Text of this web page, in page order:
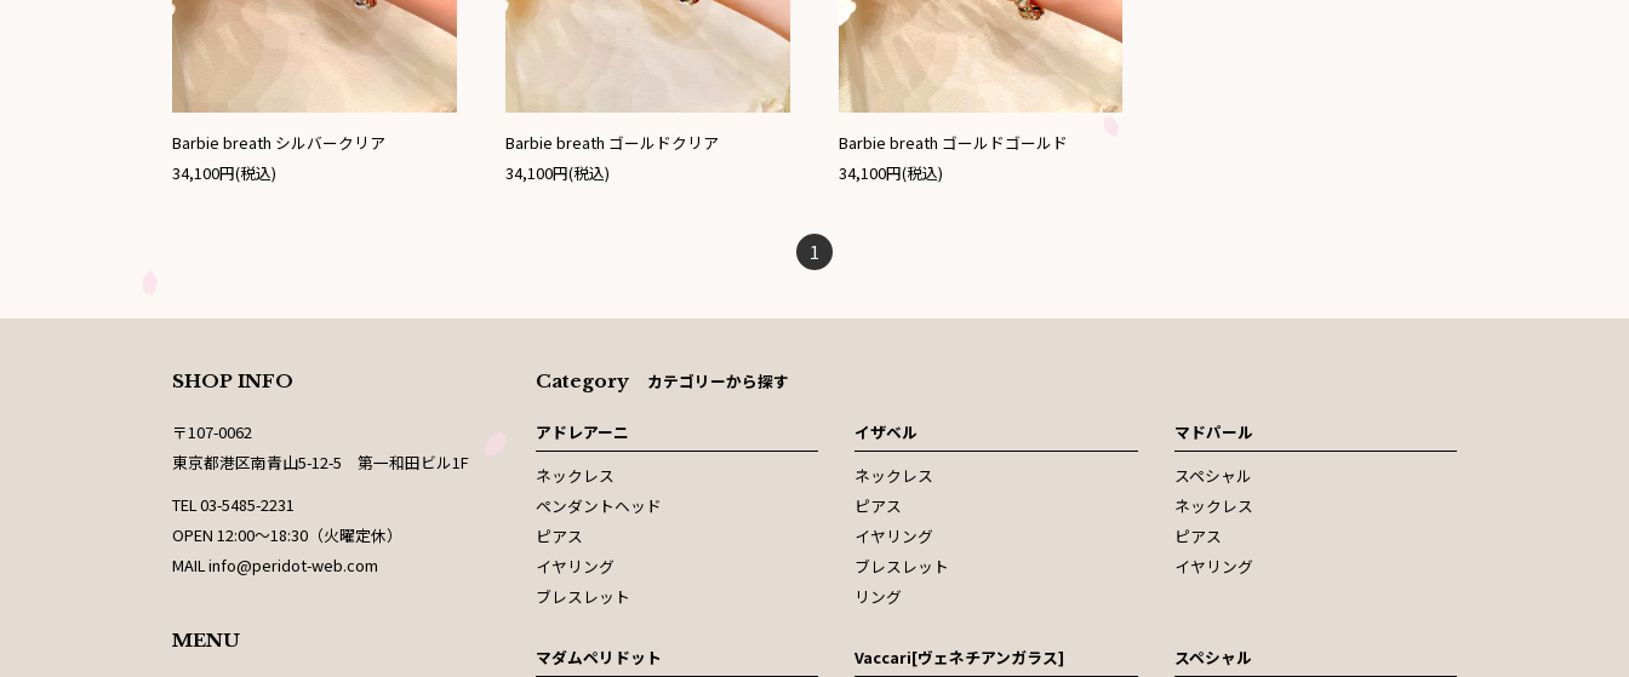
Barbie breath シルバークリア
34,100円(税込)
Barbie breath ゴールドクリア
34,100円(税込)
Barbie breath ゴールドゴールド
34,100円(税込)
1
SHOP INFO
〒107-0062
東京都港区南青山5-12-5 第一和田ビル1F
TEL 03-5485-2231
OPEN 12:00〜18:30（火曜定休）
MAIL info@peridot-web.com
MENU
Category カテゴリーから探す
アドレアーニ
ネックレス
ペンダントヘッド
ピアス
イヤリング
ブレスレット
イザベル
ネックレス
ピアス
イヤリング
ブレスレット
リング
マドパール
スペシャル
ネックレス
ピアス
イヤリング
マダムペリドット
Vaccari[ヴェネチアンガラス]
スペシャル